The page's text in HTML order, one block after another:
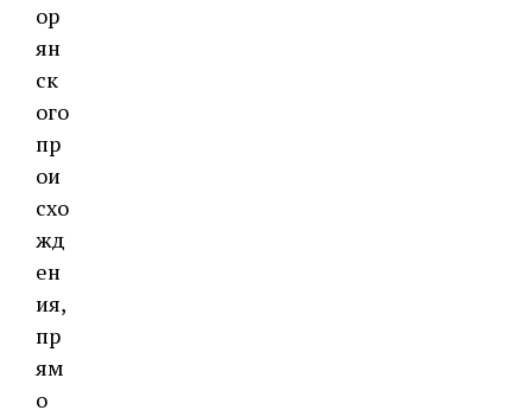
ор
ян
ск
ого
пр
ои
схо
жд
ен
ия,
пр
ям
о